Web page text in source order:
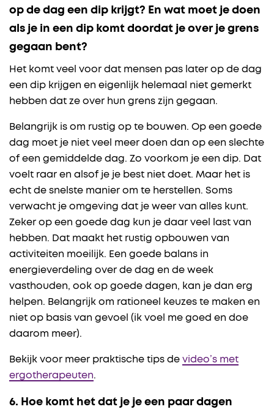
op de dag een dip krijgt? En wat moet je doen
als je in een dip komt doordat je over je grens
gegaan bent?
Het komt veel voor dat mensen pas later op de dag
een dip krijgen en eigenlijk helemaal niet gemerkt
hebben dat ze over hun grens zijn gegaan.
Belangrijk is om rustig op te bouwen. Op een goede
dag moet je niet veel meer doen dan op een slechte
of een gemiddelde dag. Zo voorkom je een dip. Dat
voelt raar en alsof je je best niet doet. Maar het is
echt de snelste manier om te herstellen. Soms
verwacht je omgeving dat je weer van alles kunt.
Zeker op een goede dag kun je daar veel last van
hebben. Dat maakt het rustig opbouwen van
activiteiten moeilijk. Een goede balans in
energieverdeling over de dag en de week
vasthouden, ook op goede dagen, kan je dan erg
helpen. Belangrijk om rationeel keuzes te maken en
niet op basis van gevoel (ik voel me goed en doe
daarom meer).
Bekijk voor meer praktische tips de video’s met
ergotherapeuten.
6. Hoe komt het dat je je een paar dagen